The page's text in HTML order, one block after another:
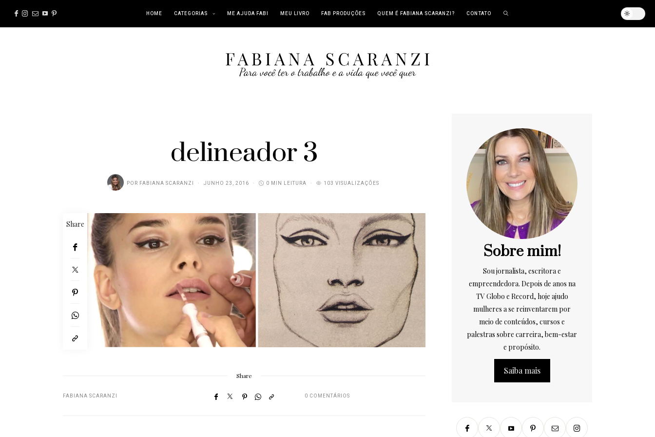
HOME CATEGORIAS ME AJUDA FABI MEU LIVRO FAB PRODUÇÕES QUEM É FABIANA SCARANZI? CONTATO
delineador 3
POR FABIANA SCARANZI JUNHO 23, 2016 0 MIN LEITURA 103 VISUALIZAÇÕES
Share
Share
FABIANA SCARANZI 0 COMENTÁRIOS
Sobre mim!
Sou jornalista, escritora e
empreendedora. Depois de anos na
TV Globo e Record, hoje ajudo
mulheres a se reinventarem por
meio de conteúdos, cursos e
palestras sobre carreira, bem-estar
e propósito.
Saiba mais